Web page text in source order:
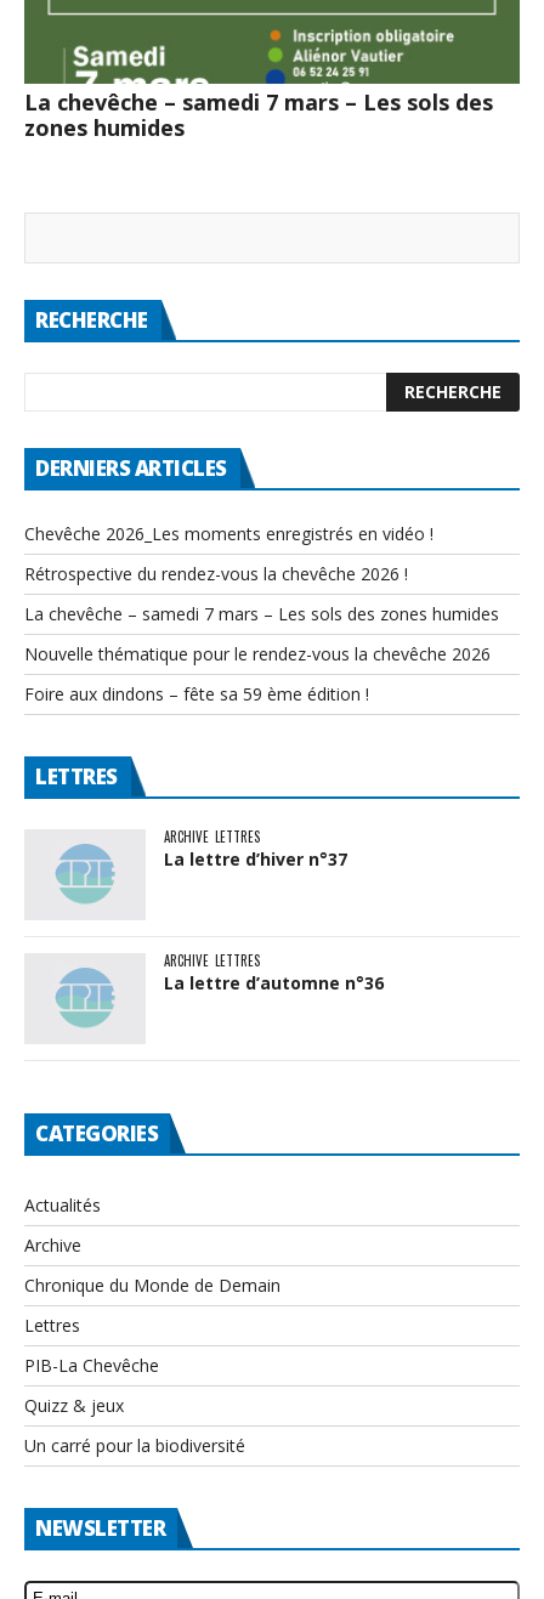
La chevêche – samedi 7 mars – Les sols des
zones humides
RECHERCHE
DERNIERS ARTICLES
Chevêche 2026_Les moments enregistrés en vidéo !
Rétrospective du rendez-vous la chevêche 2026 !
La chevêche – samedi 7 mars – Les sols des zones humides
Nouvelle thématique pour le rendez-vous la chevêche 2026
Foire aux dindons – fête sa 59 ème édition !
LETTRES
ARCHIVE LETTRES
La lettre d’hiver n°37
ARCHIVE LETTRES
La lettre d’automne n°36
CATEGORIES
Actualités
Archive
Chronique du Monde de Demain
Lettres
PIB-La Chevêche
Quizz & jeux
Un carré pour la biodiversité
NEWSLETTER